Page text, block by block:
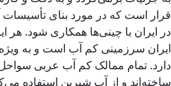
قرار است که در مورد بنای تأسیسات
در ایران با چینی‌ها همکاری شود. هر
ایران سرزمینی کم آب است و به
دارد. تمام ممالک کم آب عربی
ساخته‌اند و از آب شیرین استفاده